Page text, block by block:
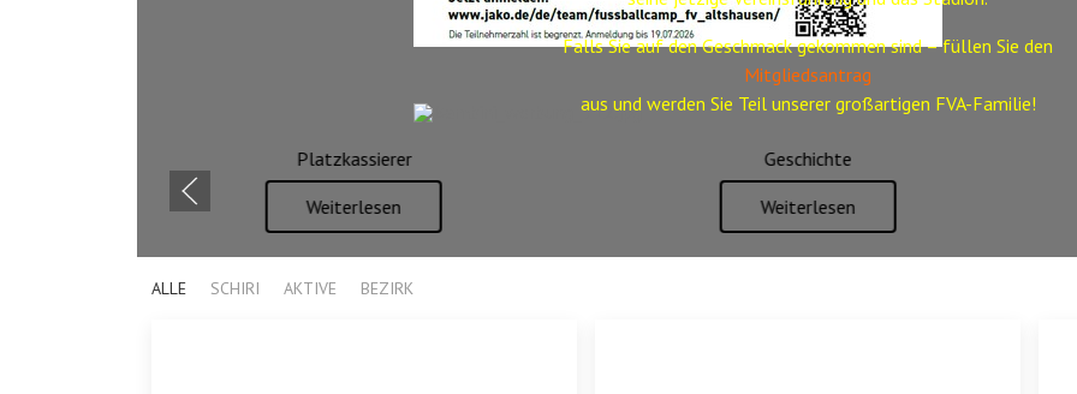
Falls Sie auf den Geschmack gekommen sind – füllen Sie den
Mitgliedsantrag
aus und werden Sie Teil unserer großartigen FVA-Familie!
Platzkassierer
Weiterlesen
Geschichte
Weiterlesen
ALLE SCHIRI AKTIVE BEZIRK